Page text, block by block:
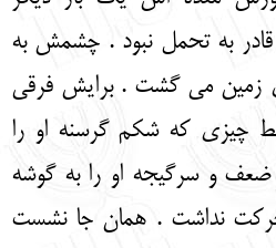
قادر به تحمل نبود . چشمش به
زمین می گشت . برایش فرقی
چیزی که شکم گرسنه او را
ضعف و سرگیجه او را به گوشه
حرکت نداشت . همان جا نشست